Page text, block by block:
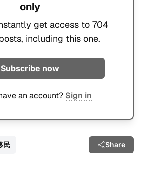
only
get access to 704
including this one.
Subscribe now
an account? Sign in
民 Share